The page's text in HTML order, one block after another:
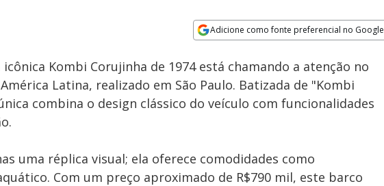
Adicione como fonte preferencial no Google
Velocidade
Kombi Corujinha de 1974 está chamando a atenção no
Latina, realizado em São Paulo. Batizada de "Kombi
combina o design clássico do veículo com funcionalidades
uma réplica visual; ela oferece comodidades como
Com um preço aproximado de R$790 mil, este barco